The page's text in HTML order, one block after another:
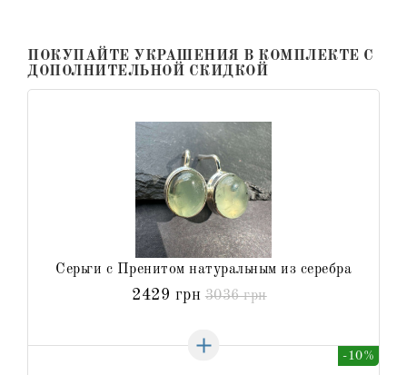
ПОКУПАЙТЕ УКРАШЕНИЯ В КОМПЛЕКТЕ С
ДОПОЛНИТЕЛЬНОЙ СКИДКОЙ
2429 грн 3036 грн
Серьги с Пренитом натуральным из серебра
-10%